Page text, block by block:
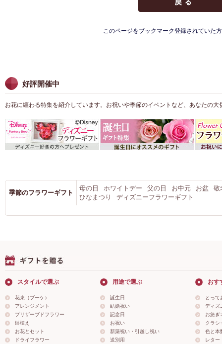
このページをブックマーク登録されていた
好評開催中
お花に纏わる特集を紹介しています。お祝いや季節のイベントなど、あなたの
季節のフラワーギフト
母の日 ホワイトデー 父の日 お中元 お盆
敬
ひなまつり
ディズニーフラワーギフト
スタイルで選ぶ
花束（ブーケ）
アレンジメント
プリザーブドフラワー
鉢植え
お花とセット
ドライフラワー
用途で選ぶ
誕生日
結婚祝い
記念日
お祝い
新築祝い・引越し祝い
送別用
おす
とって
ディズ
お急ぎ
クラシ
色と本
レター